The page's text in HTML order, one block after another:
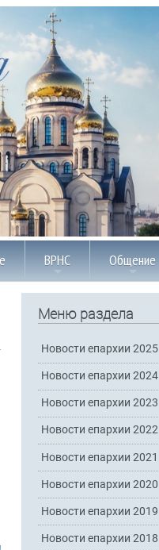
ВРНС Общение
Меню раздела
Новости епархии 2025
Новости епархии 2024
Новости епархии 2023
Новости епархии 2022
Новости епархии 2021
Новости епархии 2020
Новости епархии 2019
Новости епархии 2018